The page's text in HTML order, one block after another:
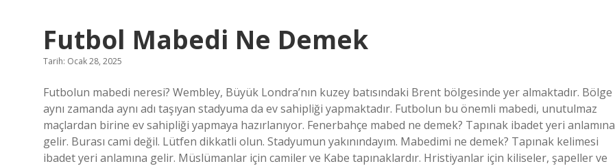
Futbol Mabedi Ne Demek
Tarih: Ocak 28, 2025
Futbolun mabedi neresi? Wembley, Büyük Londra’nın kuzey batısındaki Brent bölgesinde yer almaktadır. Bölge
aynı zamanda aynı adı taşıyan stadyuma da ev sahipliği yapmaktadır. Futbolun bu önemli mabedi, unutulmaz
maçlardan birine ev sahipliği yapmaya hazırlanıyor. Fenerbahçe mabed ne demek? Tapınak ibadet yeri anlamına
gelir. Burası cami değil. Lütfen dikkatli olun. Stadyumun yakınındayım. Mabedimi ne demek? Tapınak kelimesi
ibadet yeri anlamına gelir. Müslümanlar için camiler ve Kabe tapınaklardır. Hristiyanlar için kiliseler, şapeller ve